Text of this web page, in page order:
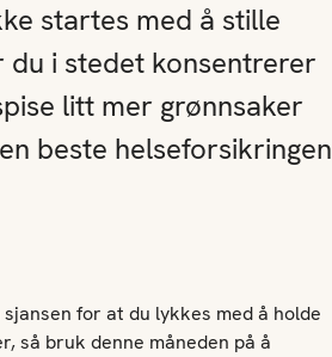
startes med å stille
du i stedet konsentrerer
litt mer grønnsaker
beste helseforsikringen
for at du lykkes med å holde
så bruk denne måneden på å